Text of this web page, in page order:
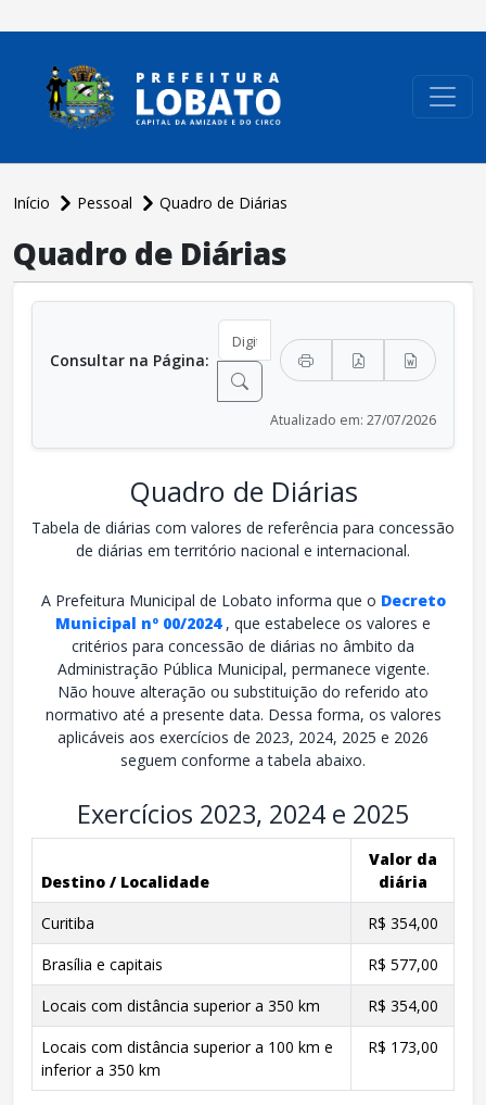
Início Pessoal
Quadro de Diárias
Quadro de Diárias
Consultar na Página:
Atualizado em: 27/07/2026
Quadro de Diárias
Tabela de diárias com valores de referência para concessão
de diárias em território nacional e internacional.
A Prefeitura Municipal de Lobato informa que o Decreto
Municipal nº 00/2024 , que estabelece os valores e
critérios para concessão de diárias no âmbito da
Administração Pública Municipal, permanece vigente.
Não houve alteração ou substituição do referido ato
normativo até a presente data. Dessa forma, os valores
aplicáveis aos exercícios de 2023, 2024, 2025 e 2026
seguem conforme a tabela abaixo.
Exercícios 2023, 2024 e 2025
Destino / Localidade
Valor da
diária
Curitiba
R$ 354,00
Brasília e capitais
R$ 577,00
Locais com distância superior a 350 km
R$ 354,00
Locais com distância superior a 100 km e
inferior a 350 km
R$ 173,00